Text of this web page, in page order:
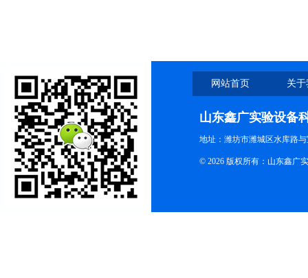
网站首页 关
山东鑫广实验设备
地址：潍坊市潍城区水库路
© 2026 版权所有：山东鑫广